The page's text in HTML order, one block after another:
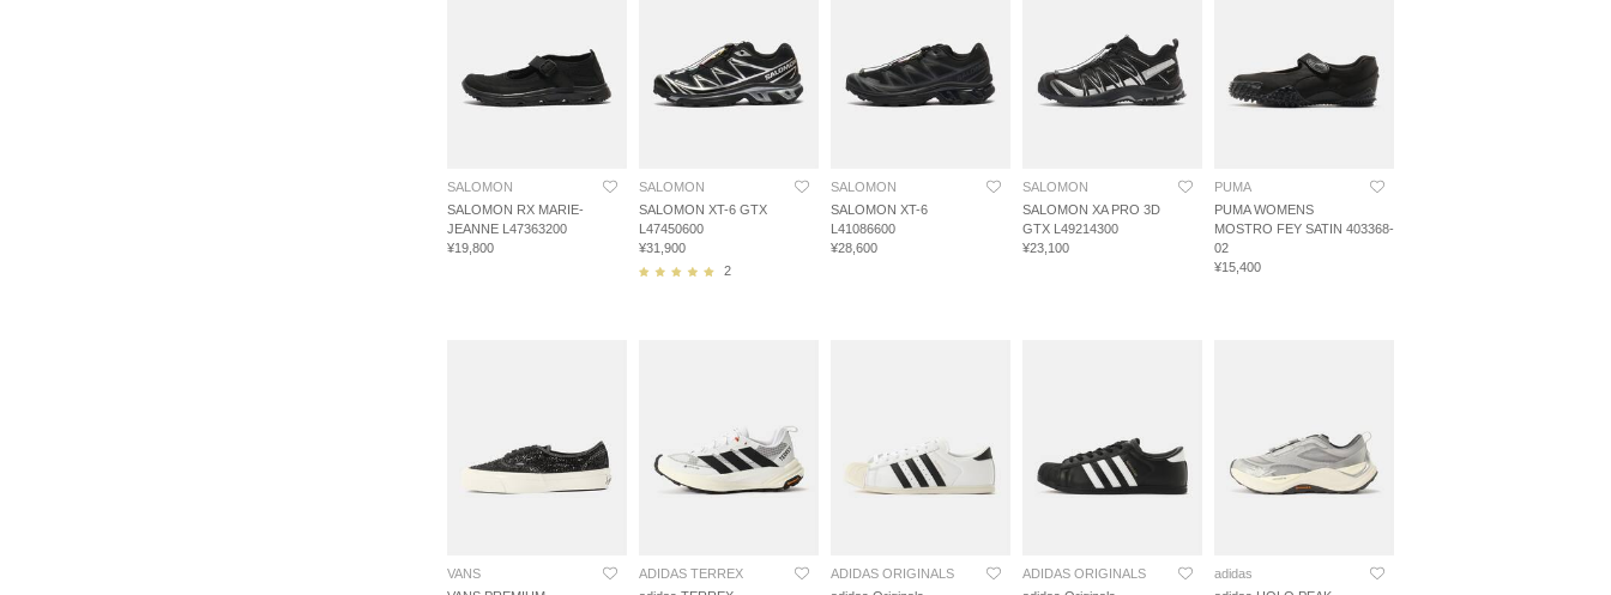
SALOMON
SALOMON RX MARIE-
JEANNE L47363200
¥19,800
SALOMON
SALOMON XT-6 GTX
L47450600
¥31,900
2
SALOMON
SALOMON XT-6
L41086600
¥28,600
SALOMON
SALOMON XA PRO 3D
GTX L49214300
¥23,100
PUMA
PUMA WOMENS
MOSTRO FEY SATIN 403368-
02
¥15,400
VANS
ADIDAS TERREX
ADIDAS ORIGINALS
ADIDAS ORIGINALS
adidas